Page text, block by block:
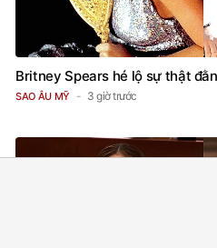
Britney Spears hé lộ sự thật
SAO ÂU MỸ 3 giờ trước